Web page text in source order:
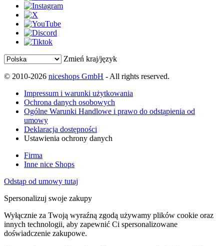
Zmień kraj/język
© 2010-2026 niceshops GmbH - All rights reserved.
Impressum i warunki użytkowania
Ochrona danych osobowych
Ogólne Warunki Handlowe i prawo do odstąpienia od
umowy
Deklaracja dostępności
Ustawienia ochrony danych
Firma
Inne nice Shops
Odstąp od umowy tutaj
Spersonalizuj swoje zakupy
Wyłącznie za Twoją wyraźną zgodą używamy plików cookie oraz
innych technologii, aby zapewnić Ci spersonalizowane
doświadczenie zakupowe.